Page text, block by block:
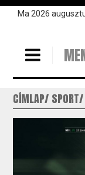
UgrásMa 2026
CÍMLAP SPORT